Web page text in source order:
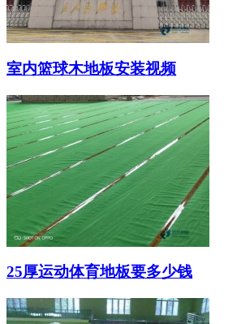
室内篮球木地板安装视频
25厚运动体育地板要多少钱